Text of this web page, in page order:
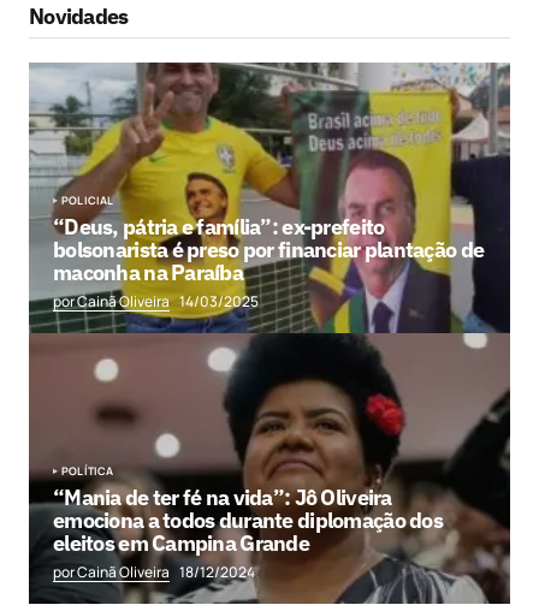
Novidades
POLICIAL
“Deus, pátria e família”: ex-prefeito
bolsonarista é preso por financiar plantação de
maconha na Paraíba
por Cainã Oliveira 14/03/2025
POLÍTICA
“Mania de ter fé na vida”: Jô Oliveira
emociona a todos durante diplomação dos
eleitos em Campina Grande
por Cainã Oliveira 18/12/2024